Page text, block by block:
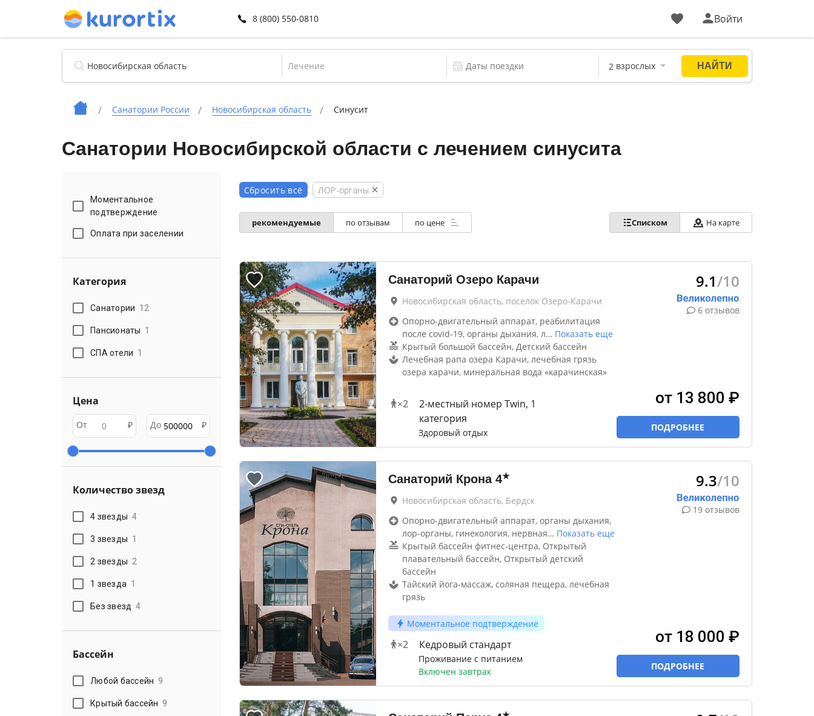
8 (800) 550-0810 Войти
Лечение
Санатории России Новосибирская область Синусит
Санатории Новосибирской области с лечением синусита
Моментальное
подтверждение
Оплата при заселении
Категория
Санатории 12
Пансионаты 1
СПА отели 1
Цена
От ₽ До ₽
Количество звезд
4 звезды 4
3 звезды 1
2 звезды 2
1 звезда 1
Без звезд 4
Бассейн
Любой бассейн 9
Крытый бассейн 9
Сбросить всё ЛОР-органы
рекомендуемые по отзывам по цене Списком На карте
Санаторий Озеро Карачи
Новосибирская область, поселок Озеро-Карачи
Опорно-двигательный аппарат, реабилитация
после covid-19, органы дыхания, л… Показать еще
Крытый большой бассейн, Детский бассейн
Лечебная рапа озера Карачи, лечебная грязь
озера карачи, минеральная вода «карачинская»
×2
2-местный номер Twin, 1
категория
Здоровый отдых
9.1/10
6 отзывов
от 13 800 ₽
ПОДРОБНЕЕ
Санаторий Крона 4★
Новосибирская область, Бердск
Опорно-двигательный аппарат, органы дыхания,
лор-органы, гинекология, нервная… Показать еще
Крытый бассейн фитнес-центра, Открытый
плавательный бассейн, Открытый детский
бассейн
Тайский йога-массаж, соляная пещера, лечебная
грязь
Моментальное подтверждение
×2 Кедровый стандарт
Проживание с питанием
Включен завтрак
9.3/10
19 отзывов
от 18 000 ₽
ПОДРОБНЕЕ